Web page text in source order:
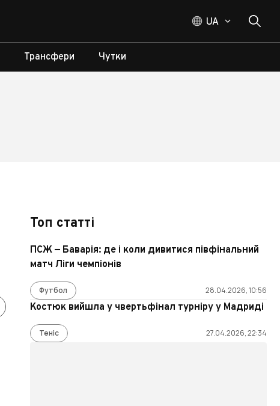
UA
Трансфери Чутки
Топ статті
ПСЖ — Баварія: де і коли дивитися півфінальний
матч Ліги чемпіонів
Футбол 28.04.2026, 10:56
Костюк вийшла у чвертьфінал турніру у Мадриді
Теніс 27.04.2026, 22:34